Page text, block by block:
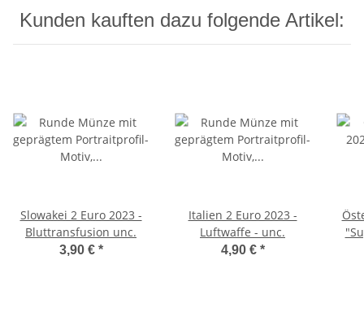
Kunden kauften dazu folgende Artikel:
Slowakei 2 Euro 2023 -
Bluttransfusion unc.
3,90 € *
Italien 2 Euro 2023 -
Luftwaffe - unc.
4,90 € *